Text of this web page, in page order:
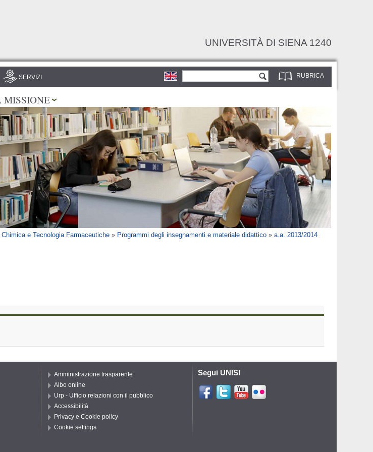
UNIVERSITÀ DI SIENA 1240
RUBRICA
Form di ricerca
SERVIZI
MISSIONE
Chimica e Tecnologia Farmaceutiche » Programmi degli insegnamenti e materiale didattico » a.a. 2013/2014
Amministrazione trasparente
Albo online
Urp - Ufficio relazioni con il pubblico
Accessibilità
Privacy e Cookie policy
Cookie settings
Segui UNISI